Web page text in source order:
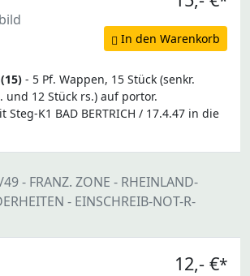
In den Warenkorb
- 5 Pf. Wappen, 15 Stück (senkr.
und 12 Stück rs.) auf portor.
K1 BAD BERTRICH / 17.4.47 in die
- FRANZ. ZONE - RHEINLAND-
- EINSCHREIB-NOT-R-
12,- €*